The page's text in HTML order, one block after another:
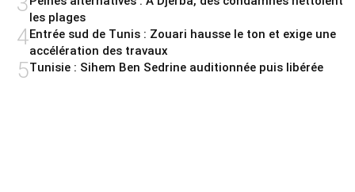
les plages
4Entrée sud de Tunis : Zouari hausse le ton et exige une
accélération des travaux
5Tunisie : Sihem Ben Sedrine auditionnée puis libérée